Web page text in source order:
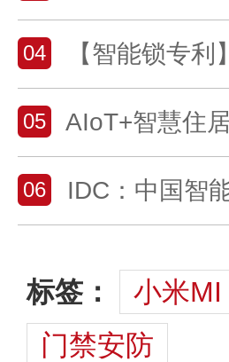
04 【智能锁专利
05 AIoT+智慧住居生态
06 IDC：中国智能家居设
标签： 小米MI
门禁安防